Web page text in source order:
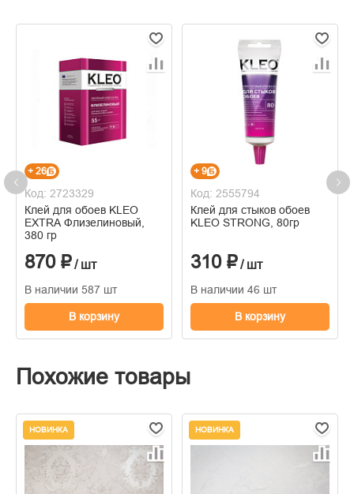
+ 26
Код: 2723329
Клей для обоев KLEO
EXTRA Флизелиновый,
380 гр
870 ₽/ шт
В наличии 587 шт
В корзину
+ 9
Код: 2555794
Клей для стыков обоев
KLEO STRONG, 80гр
310 ₽/ шт
В наличии 46 шт
В корзину
Похожие товары
НОВИНКА НОВИНКА